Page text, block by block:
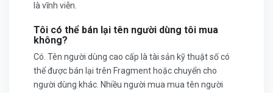
là vĩnh viễn.
Tôi có thể bán lại tên người dùng tôi mua
không?
Có. Tên người dùng cao cấp là tài sản kỹ thuật số có
thể được bán lại trên Fragment hoặc chuyển cho
người dùng khác. Nhiều người mua mua tên người